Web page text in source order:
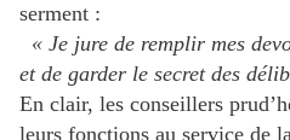
serment :
« Je jure de remplir mes
et de garder le secret des
En clair, les conseillers
leurs fonctions au service de